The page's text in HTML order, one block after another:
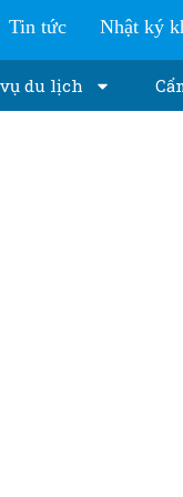
Tin tức Nhật ký
du lịch